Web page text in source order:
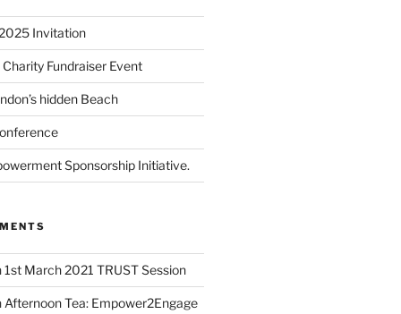
Invitation
Fundraiser Event
hidden Beach
Sponsorship Initiative.
1st March 2021 TRUST Session
Afternoon Tea: Empower2Engage